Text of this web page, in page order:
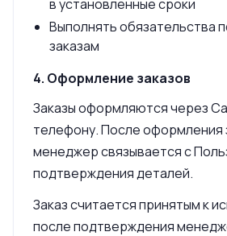
в установленные сроки
Выполнять обязательства
заказам
4. Оформление заказов
Заказы оформляются через
телефону. После оформления
менеджер связывается с
подтверждения деталей.
Заказ считается принятым к
после подтверждения